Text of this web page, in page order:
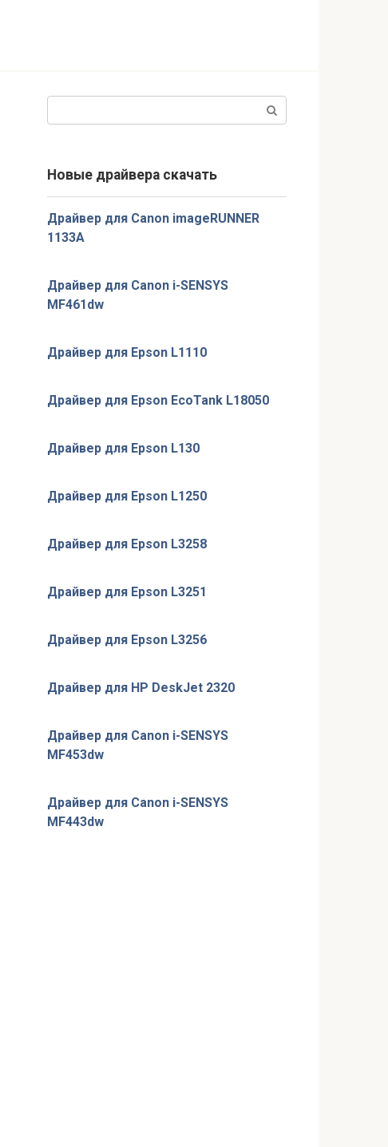
Новые драйвера скачать
Драйвер для Canon imageRUNNER
1133A
Драйвер для Canon i-SENSYS
MF461dw
Драйвер для Epson L1110
Драйвер для Epson EcoTank L18050
Драйвер для Epson L130
Драйвер для Epson L1250
Драйвер для Epson L3258
Драйвер для Epson L3251
Драйвер для Epson L3256
Драйвер для HP DeskJet 2320
Драйвер для Canon i-SENSYS
MF453dw
Драйвер для Canon i-SENSYS
MF443dw